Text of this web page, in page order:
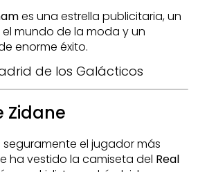
es una estrella publicitaria, un
mundo de la moda y un
enorme éxito.
Zidane
seguramente el jugador más
ha vestido la camiseta del Real